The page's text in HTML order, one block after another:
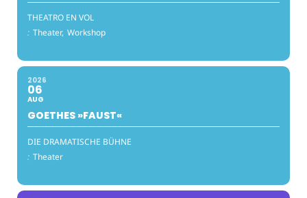
THEATRO EN VOL
: Theater, Workshop
2026
06
AUG
GOETHES »FAUST«
DIE DRAMATISCHE BÜHNE
: Theater